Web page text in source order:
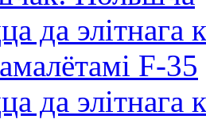
да элітнага